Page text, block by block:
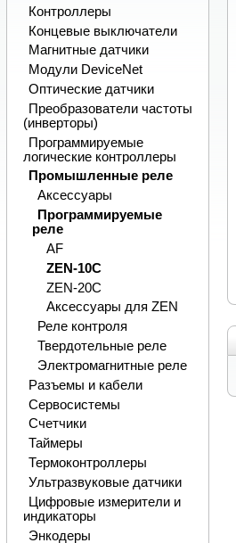
Контроллеры
Концевые выключатели
Магнитные датчики
Модули DeviceNet
Оптические датчики
Преобразователи частоты
(инверторы)
Программируемые
логические контроллеры
Промышленные реле
Аксессуары
Программируемые
реле
AF
ZEN-10C
ZEN-20C
Аксессуары для ZEN
Реле контроля
Твердотельные реле
Электромагнитные реле
Разъемы и кабели
Сервосистемы
Счетчики
Таймеры
Термоконтроллеры
Ультразвуковые датчики
Цифровые измерители и
индикаторы
Энкодеры